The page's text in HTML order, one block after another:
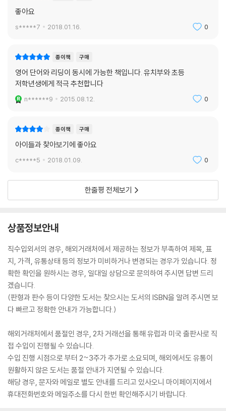
좋아요
s*****7 2018.01.16. 0
종이책 구매
영어 단어와 리딩이 동시에 가능한 책입니다. 유치부와 초등
저학년생에게 적극 추천합니다
n******9 2015.08.12. 0
종이책 구매
아이들과 찾아보기에 좋아요
c*****5 2018.01.09. 0
한줄평 전체보기
상품정보안내
직수입외서의 경우, 해외거래처에서 제공하는 정보가 부족하여 제목, 표
지, 가격, 유통상태 등의 정보가 미비하거나 변경되는 경우가 있습니다. 정
확한 확인을 원하시는 경우, 일대일 상담으로 문의하여 주시면 답변 드리
겠습니다.
(판형과 판수 등이 다양한 도서는 찾으시는 도서의 ISBN을 알려 주시면 보
다 빠르고 정확한 안내가 가능합니다.)
해외거래처에서 품절인 경우, 2차 거래선을 통해 유럽과 미국 출판사로 직
접 수입이 진행될 수 있습니다.
수입 진행 시점으로 부터 2~3주가 추가로 소요되며, 해외에서도 유통이
원활하지 않은 도서는 품절 안내가 지연될 수 있습니다.
해당 경우, 문자와 메일로 별도 안내를 드리고 있사오니 마이페이지에서
휴대전화번호와 메일주소를 다시 한번 확인해주시기 바랍니다.